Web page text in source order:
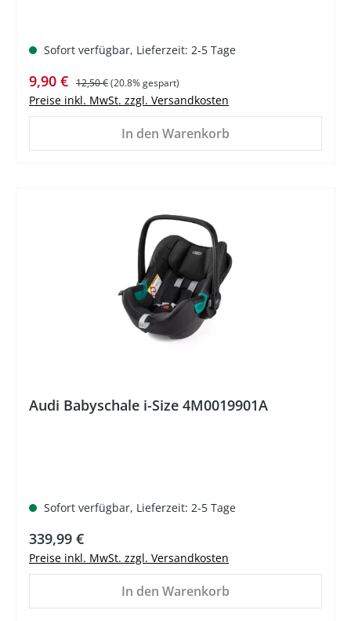
Sofort verfügbar, Lieferzeit: 2-5 Tage
Verkaufspreis:
9,90 € Regulärer Preis:
12,50 €(20.8% gespart)
Preise inkl. MwSt. zzgl. Versandkosten
In den Warenkorb
Audi Babyschale i-Size 4M0019901A
Sofort verfügbar, Lieferzeit: 2-5 Tage
Regulärer Preis:
339,99 €
Preise inkl. MwSt. zzgl. Versandkosten
In den Warenkorb